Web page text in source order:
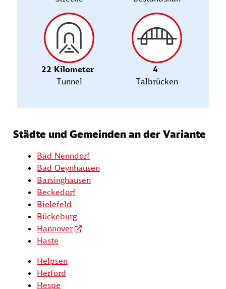
22 Kilometer
Tunnel
4
Talbrücken
Städte und Gemeinden an der Variante
Bad Nenndorf
Bad Oeynhausen
Barsinghausen
Beckedorf
Bielefeld
Bückeburg
Hannover
Haste
Helpsen
Herford
Hespe